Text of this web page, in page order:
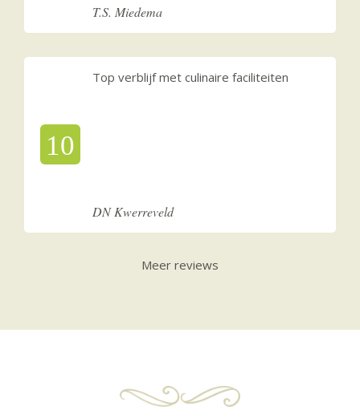
T.S. Miedema
10
Top verblijf met culinaire faciliteiten
DN Kwerreveld
Meer reviews